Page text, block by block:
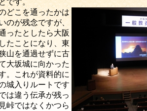
です。
こを通ったかは
のが残念ですが、
ったとしたら大阪
たことになり、東
山を通過せずに古
大坂城に向かった
。これが資料的に
城入りルートです
は違う伝承が残っ
峠ではなくかつら